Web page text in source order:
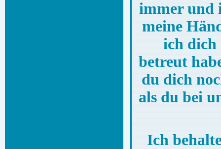
immer und
meine
ich dich
betreut
du dich
als du bei
Ich